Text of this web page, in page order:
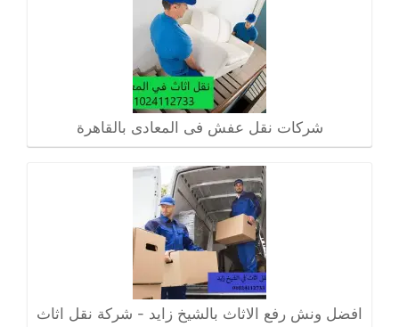
شركات نقل عفش فى المعادى بالقاهرة
افضل ونش رفع الاثاث بالشيخ زايد - شركة نقل اثاث